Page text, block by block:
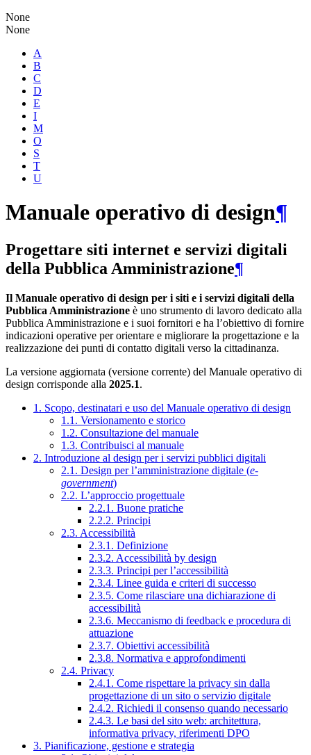
None
None
A
B
C
D
E
I
M
O
S
T
U
Manuale operativo di design¶
Progettare siti internet e servizi digitali
della Pubblica Amministrazione¶
Il Manuale operativo di design per i siti e i servizi digitali della
Pubblica Amministrazione è uno strumento di lavoro dedicato alla
Pubblica Amministrazione e i suoi fornitori e ha l’obiettivo di fornire
indicazioni operative per orientare e migliorare la progettazione e la
realizzazione dei punti di contatto digitali verso la cittadinanza.
La versione aggiornata (versione corrente) del Manuale operativo di
design corrisponde alla 2025.1.
1. Scopo, destinatari e uso del Manuale operativo di design
1.1. Versionamento e storico
1.2. Consultazione del manuale
1.3. Contribuisci al manuale
2. Introduzione al design per i servizi pubblici digitali
2.1. Design per l’amministrazione digitale (e-
government)
2.2. L’approccio progettuale
2.2.1. Buone pratiche
2.2.2. Principi
2.3. Accessibilità
2.3.1. Definizione
2.3.2. Accessibilità by design
2.3.3. Principi per l’accessibilità
2.3.4. Linee guida e criteri di successo
2.3.5. Come rilasciare una dichiarazione di
accessibilità
2.3.6. Meccanismo di feedback e procedura di
attuazione
2.3.7. Obiettivi accessibilità
2.3.8. Normativa e approfondimenti
2.4. Privacy
2.4.1. Come rispettare la privacy sin dalla
progettazione di un sito o servizio digitale
2.4.2. Richiedi il consenso quando necessario
2.4.3. Le basi del sito web: architettura,
informativa privacy, riferimenti DPO
3. Pianificazione, gestione e strategia